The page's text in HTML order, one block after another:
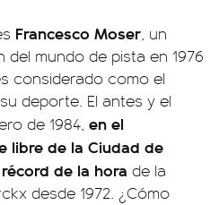
Francesco Moser, un
mundo de pista en 1976
considerado como el
deporte. El antes y el
de 1984, en el
libre de la Ciudad de
de la hora de la
desde 1972. ¿Cómo